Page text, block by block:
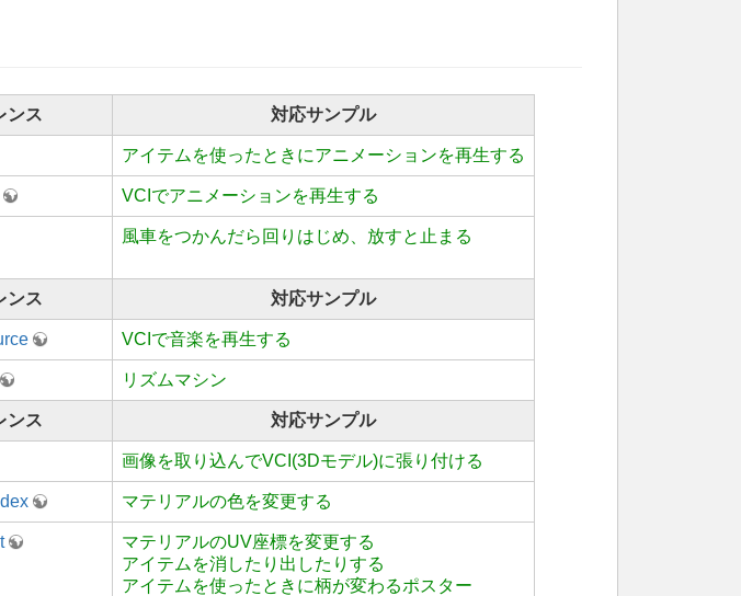
ンス 対応サンプル
アイテムを使ったときにアニメーションを再生する
VCIでアニメーションを再生する
風車をつかんだら回りはじめ、放すと止まる
ンス 対応サンプル
VCIで音楽を再生する
リズムマシン
ンス 対応サンプル
画像を取り込んでVCI(3Dモデル)に張り付ける
マテリアルの色を変更する
マテリアルのUV座標を変更する
アイテムを消したり出したりする
アイテムを使ったときに柄が変わるポスター